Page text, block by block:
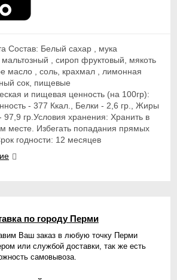
Состав: Белый сахар , мука
, сироп фруктовый, мякоть
масло , соль, крахмал , лимонная
сок, пищевые
и пищевая ценность (на 100гр):
- 377 Ккал., Белки - 2,6 гр., Жиры
97,9 гр.Условия хранения: Хранить в
месте. Избегать попадания прямых
годности: 12 месяцев
по городу Перми
Ваш заказ в любую точку Перми
или службой доставки, так же есть
самовывоза.